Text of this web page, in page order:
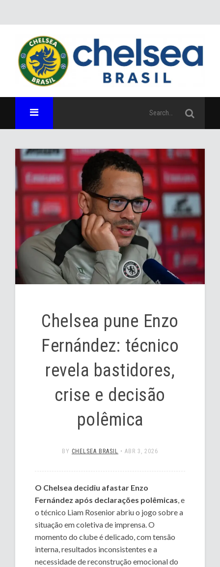
Chelsea pune Enzo
Fernández: técnico
revela bastidores,
crise e decisão
polêmica
BY CHELSEA BRASIL • ABR 3, 2026
O Chelsea decidiu afastar Enzo
Fernández após declarações polêmicas , e
o técnico Liam Rosenior abriu o jogo sobre a
situação em coletiva de imprensa. O
momento do clube é delicado, com tensão
interna, resultados inconsistentes e a
necessidade de reconstrução emocional do